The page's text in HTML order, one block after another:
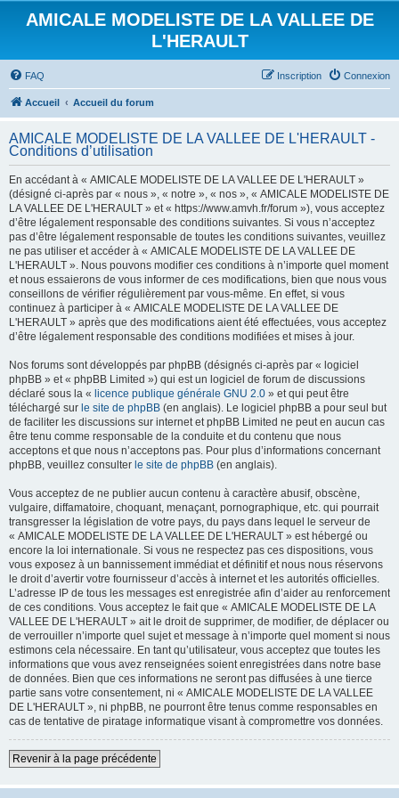
AMICALE MODELISTE DE LA VALLEE DE
L'HERAULT
FAQ Connexion
Inscription
Accueil Accueil du forum
AMICALE MODELISTE DE LA VALLEE DE L'HERAULT -
Conditions d’utilisation
En accédant à « AMICALE MODELISTE DE LA VALLEE DE L'HERAULT »
(désigné ci-après par « nous », « notre », « nos », « AMICALE MODELISTE DE
LA VALLEE DE L'HERAULT » et « https://www.amvh.fr/forum »), vous acceptez
d’être légalement responsable des conditions suivantes. Si vous n’acceptez
pas d’être légalement responsable de toutes les conditions suivantes, veuillez
ne pas utiliser et accéder à « AMICALE MODELISTE DE LA VALLEE DE
L'HERAULT ». Nous pouvons modifier ces conditions à n’importe quel moment
et nous essaierons de vous informer de ces modifications, bien que nous vous
conseillons de vérifier régulièrement par vous-même. En effet, si vous
continuez à participer à « AMICALE MODELISTE DE LA VALLEE DE
L'HERAULT » après que des modifications aient été effectuées, vous acceptez
d’être légalement responsable des conditions modifiées et mises à jour.
Nos forums sont développés par phpBB (désignés ci-après par « logiciel
phpBB » et « phpBB Limited ») qui est un logiciel de forum de discussions
déclaré sous la « licence publique générale GNU 2.0 » et qui peut être
téléchargé sur le site de phpBB (en anglais). Le logiciel phpBB a pour seul but
de faciliter les discussions sur internet et phpBB Limited ne peut en aucun cas
être tenu comme responsable de la conduite et du contenu que nous
acceptons et que nous n’acceptons pas. Pour plus d’informations concernant
phpBB, veuillez consulter le site de phpBB (en anglais).
Vous acceptez de ne publier aucun contenu à caractère abusif, obscène,
vulgaire, diffamatoire, choquant, menaçant, pornographique, etc. qui pourrait
transgresser la législation de votre pays, du pays dans lequel le serveur de
« AMICALE MODELISTE DE LA VALLEE DE L'HERAULT » est hébergé ou
encore la loi internationale. Si vous ne respectez pas ces dispositions, vous
vous exposez à un bannissement immédiat et définitif et nous nous réservons
le droit d’avertir votre fournisseur d’accès à internet et les autorités officielles.
L’adresse IP de tous les messages est enregistrée afin d’aider au renforcement
de ces conditions. Vous acceptez le fait que « AMICALE MODELISTE DE LA
VALLEE DE L'HERAULT » ait le droit de supprimer, de modifier, de déplacer ou
de verrouiller n’importe quel sujet et message à n’importe quel moment si nous
estimons cela nécessaire. En tant qu’utilisateur, vous acceptez que toutes les
informations que vous avez renseignées soient enregistrées dans notre base
de données. Bien que ces informations ne seront pas diffusées à une tierce
partie sans votre consentement, ni « AMICALE MODELISTE DE LA VALLEE
DE L'HERAULT », ni phpBB, ne pourront être tenus comme responsables en
cas de tentative de piratage informatique visant à compromettre vos données.
Revenir à la page précédente